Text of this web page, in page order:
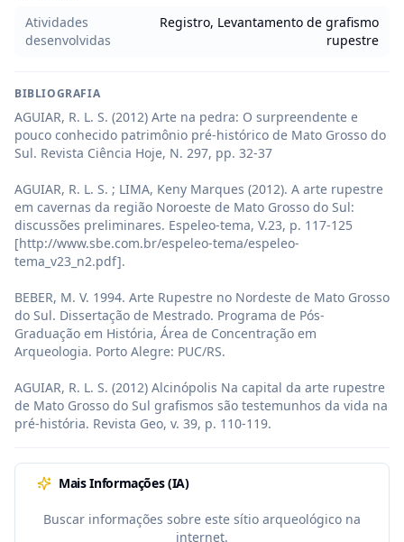
Atividades
desenvolvidas
Registro, Levantamento de grafismo
rupestre
BIBLIOGRAFIA
AGUIAR, R. L. S. (2012) Arte na pedra: O surpreendente e
pouco conhecido patrimônio pré-histórico de Mato Grosso do
Sul. Revista Ciência Hoje, N. 297, pp. 32-37
AGUIAR, R. L. S. ; LIMA, Keny Marques (2012). A arte rupestre
em cavernas da região Noroeste de Mato Grosso do Sul:
discussões preliminares. Espeleo-tema, V.23, p. 117-125
[http://www.sbe.com.br/espeleo-tema/espeleo-
tema_v23_n2.pdf].
BEBER, M. V. 1994. Arte Rupestre no Nordeste de Mato Grosso
do Sul. Dissertação de Mestrado. Programa de Pós-
Graduação em História, Área de Concentração em
Arqueologia. Porto Alegre: PUC/RS.
AGUIAR, R. L. S. (2012) Alcinópolis Na capital da arte rupestre
de Mato Grosso do Sul grafismos são testemunhos da vida na
pré-história. Revista Geo, v. 39, p. 110-119.
Mais Informações (IA)
Buscar informações sobre este sítio arqueológico na
internet.